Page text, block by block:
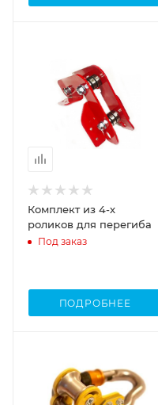
Комплект из 4-х
роликов для перегиба
Под заказ
ПОДРОБНЕЕ